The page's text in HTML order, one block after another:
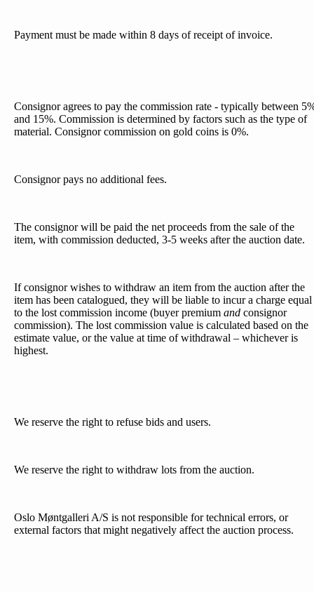
Payment must be made within 8 days of receipt of invoice.
Consignor agrees to pay the commission rate - typically between
and 15%. Commission is determined by factors such as the type of
material. Consignor commission on gold coins is 0%.
Consignor pays no additional fees.
The consignor will be paid the net proceeds from the sale of the
item, with commission deducted, 3-5 weeks after the auction date.
If consignor wishes to withdraw an item from the auction after the
item has been catalogued, they will be liable to incur a charge equal
to the lost commission income (buyer premium and consignor
commission). The lost commission value is calculated based on the
estimate value, or the value at time of withdrawal – whichever is
highest.
We reserve the right to refuse bids and users.
We reserve the right to withdraw lots from the auction.
Oslo Møntgalleri A/S is not responsible for technical errors, or
external factors that might negatively affect the auction process.